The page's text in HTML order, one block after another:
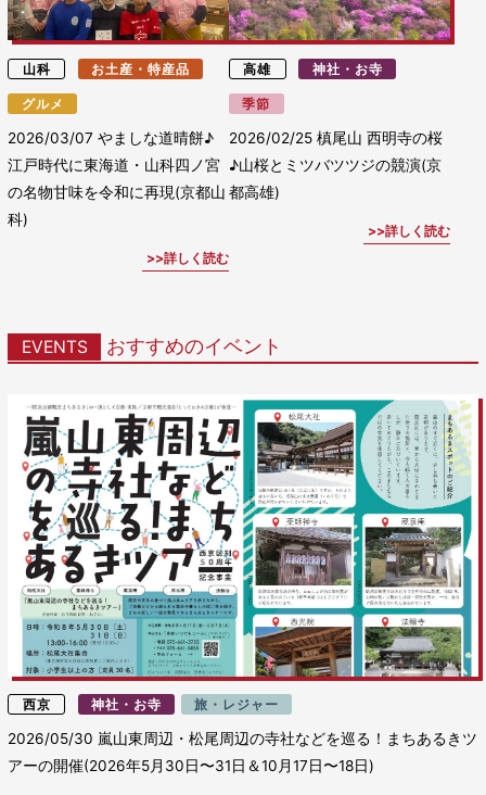
山科 お土産・特産品
グルメ
2026/03/07やましな道晴餅♪
江戸時代に東海道・山科四ノ宮
の名物甘味を令和に再現(京都山
科)
詳しく読む
高雄 神社・お寺
季節
2026/02/25 槙尾山 西明寺の桜
♪山桜とミツバツツジの競演(京
都高雄)
詳しく読む
EVENTS おすすめのイベント
西京 神社・お寺 旅・レジャー
2026/05/30 嵐山東周辺・松尾周辺の寺社などを巡る！まちあるきツ
アーの開催(2026年5月30日〜31日＆10月17日〜18日)